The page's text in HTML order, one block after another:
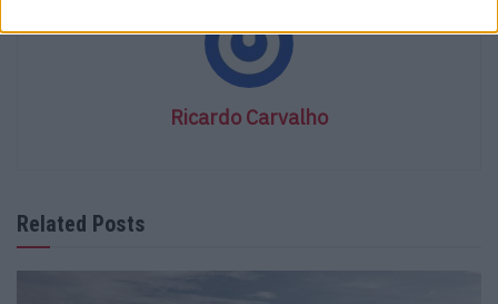
Ricardo Carvalho
Related Posts